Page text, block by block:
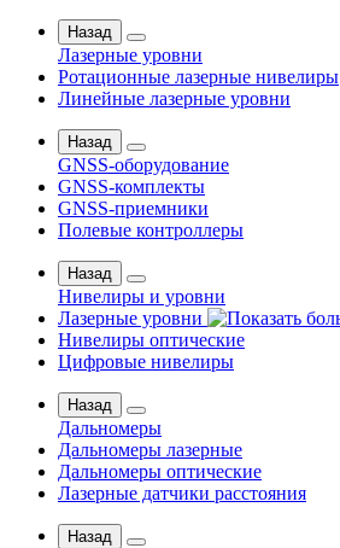
Назад
Лазерные уровни
Ротационные лазерные нивелиры
Линейные лазерные уровни
Назад
GNSS-оборудование
GNSS-комплекты
GNSS-приемники
Полевые контроллеры
Назад
Нивелиры и уровни
Лазерные уровни
Нивелиры оптические
Цифровые нивелиры
Назад
Дальномеры
Дальномеры лазерные
Дальномеры оптические
Лазерные датчики расстояния
Назад